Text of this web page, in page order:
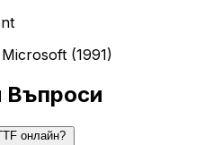
(1991)
Въпроси
онлайн?